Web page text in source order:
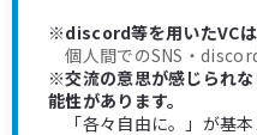
※discord等を用いたVCは
個人間でのSNS・
※交流の意思が感じられ
能性があります。
「各々自由に。」が基